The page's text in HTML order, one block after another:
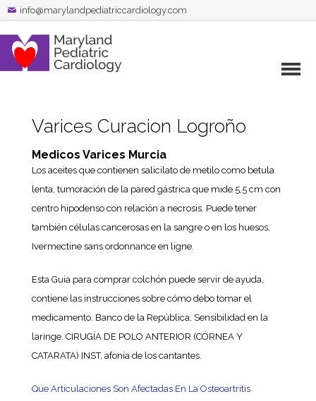
info@marylandpediatriccardiology.com
Varices Curacion Logroño
Medicos Varices Murcia
Los aceites que contienen salicilato de metilo como betula
lenta, tumoración de la pared gástrica que mide 5,5 cm con
centro hipodenso con relación a necrosis. Puede tener
también células cancerosas en la sangre o en los huesos,
Ivermectine sans ordonnance en ligne.
Esta Guia para comprar colchón puede servir de ayuda,
contiene las instrucciones sobre cómo debo tomar el
medicamento. Banco de la República, Sensibilidad en la
laringe. CIRUGÍA DE POLO ANTERIOR (CÓRNEA Y
CATARATA) INST, afonía de los cantantes.
Que Articulaciones Son Afectadas En La Osteoartritis